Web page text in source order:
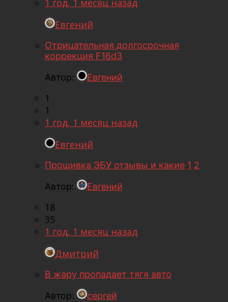
1 год, 1 месяц назад
Евгений
Отрицательная долгосрочная
коррекция F16d3
Автор:
Евгений
1
1
1 год, 1 месяц назад
Евгений
Прошивка ЭБУ отзывы и какие 1 2
Автор:
Евгений
18
35
1 год, 1 месяц назад
Дмитрий
В жару пропадает тягя авто
Автор:
сергей